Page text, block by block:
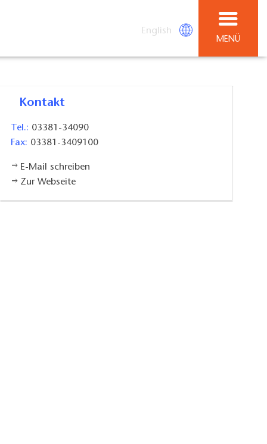
English
MENÜ
Kontakt
Tel.: 03381-34090
Fax: 03381-3409100
E-Mail schreiben
Zur Webseite